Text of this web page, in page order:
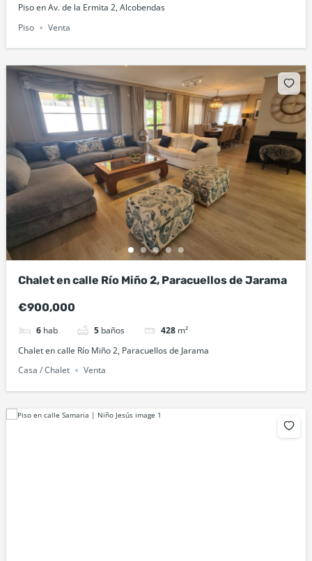
Piso en Av. de la Ermita 2, Alcobendas
Piso
Venta
Chalet en calle Río Miño 2, Paracuellos de Jarama
€900,000
6 hab 5 baños 428 m²
Chalet en calle Río Miño 2, Paracuellos de Jarama
Casa / Chalet
Venta